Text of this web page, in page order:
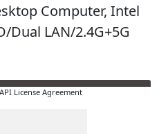
Computer, Intel
Dual LAN/2.4G+5G
License Agreement